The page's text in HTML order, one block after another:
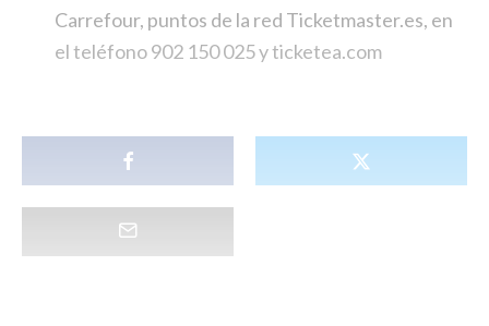
Carrefour, puntos de la red Ticketmaster.es, en
el teléfono 902 150 025 y ticketea.com